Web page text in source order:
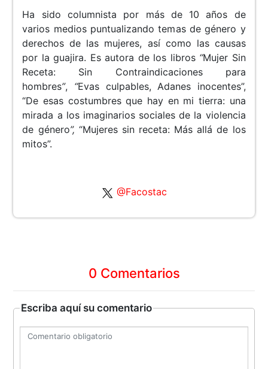
Ha sido columnista por más de 10 años de
varios medios puntualizando temas de género y
derechos de las mujeres, así como las causas
por la guajira. Es autora de los libros “Mujer Sin
Receta: Sin Contraindicaciones para
hombres”, “Evas culpables, Adanes inocentes”,
“De esas costumbres que hay en mi tierra: una
mirada a los imaginarios sociales de la violencia
de género”, “Mujeres sin receta: Más allá de los
mitos”.
@Facostac
0 Comentarios
Escriba aquí su comentario